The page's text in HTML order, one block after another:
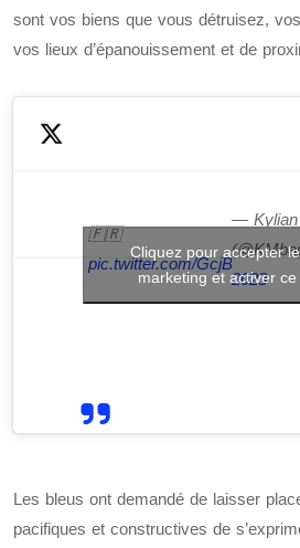
sont vos biens que vous détruisez,
vos lieux d’épanouissement et de
🇫🇷
pic.twitter.com/GcjB6goO5v
— Kylian
2023
Cliquez pour accepter
marketing et activer
Les bleus ont demandé de laisser
pacifiques et constructives de